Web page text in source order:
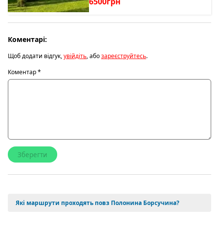
Коментарі:
Щоб додати відгук,увійдіть, абозареєструйтесь.
Коментар*
Які маршрути проходять повз Полонина Борсучина?